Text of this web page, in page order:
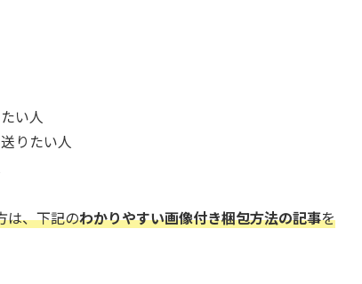
い人
送りたい人
は、下記のわかりやすい画像付き梱包方法の記事を